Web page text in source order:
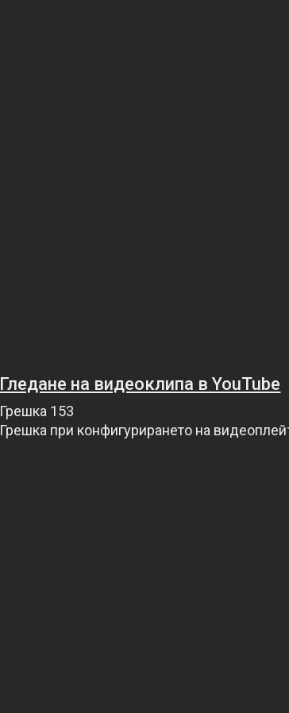
Гледане на видеоклипа в YouTube
Грешка 153
Грешка при конфигурирането на